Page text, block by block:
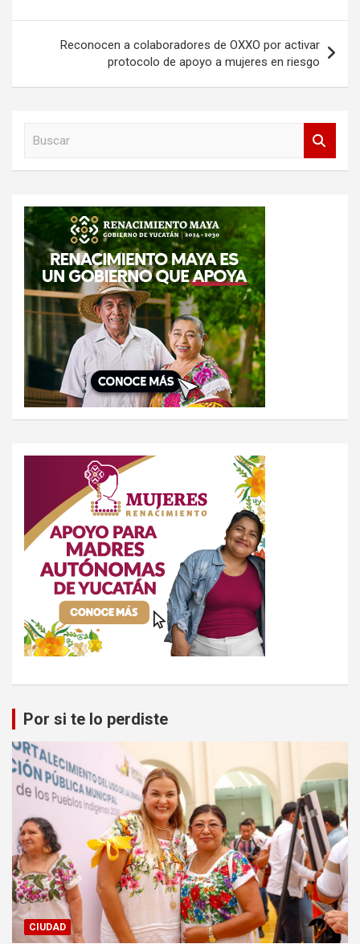
entradas
Reconocen a colaboradores de OXXO por activar
protocolo de apoyo a mujeres en riesgo
r
Por si te lo perdiste
CIUDAD